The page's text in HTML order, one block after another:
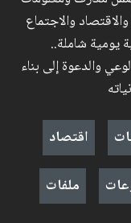
والاجتماع
يومية شاملة..
والدعوة إلى بناء
اقتصاد
ملفات